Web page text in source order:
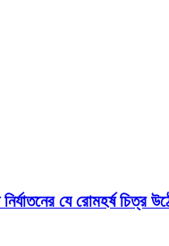
যে রোমহর্ষ চিত্র